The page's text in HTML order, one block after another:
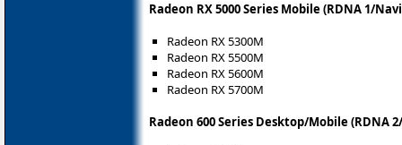
Radeon RX 5000 Series Mobile (RDNA 1/
Radeon RX 5300M
Radeon RX 5500M
Radeon RX 5600M
Radeon RX 5700M
Radeon 600 Series Desktop/Mobile (RDNA